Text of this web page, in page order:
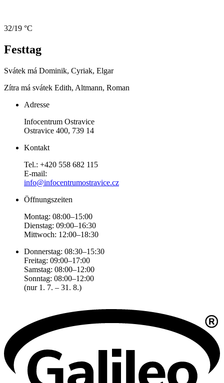
32/19 °C
Festtag
Svátek má Dominik, Cyriak, Elgar
Zítra má svátek Edith, Altmann, Roman
Adresse
Infocentrum Ostravice
Ostravice 400, 739 14
Kontakt
Tel.: +420 558 682 115
E-mail:
info@infocentrumostravice.cz
Öffnungszeiten
Montag: 08:00–15:00
Dienstag: 09:00–16:30
Mittwoch: 12:00–18:30
Donnerstag: 08:30–15:30
Freitag: 09:00–17:00
Samstag: 08:00–12:00
Sonntag: 08:00–12:00
(nur 1. 7. – 31. 8.)